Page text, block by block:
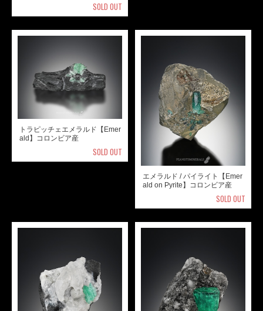
SOLD OUT
トラピッチェエメラルド【Emer
ald】コロンビア産
SOLD OUT
エメラルド / パイライト【Emer
ald on Pyrite】コロンビア産
SOLD OUT